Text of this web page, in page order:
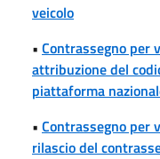
veicolo
• Contrassegno per
attribuzione del
piattaforma
• Contrassegno per
rilascio del